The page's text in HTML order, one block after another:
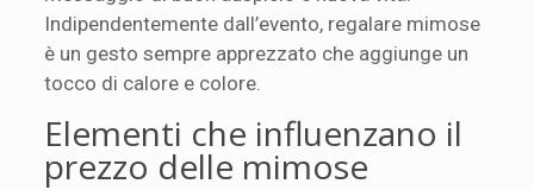
Indipendentemente dall’evento, regalare mimose
è un gesto sempre apprezzato che aggiunge un
tocco di calore e colore.
Elementi che influenzano il
prezzo delle mimose